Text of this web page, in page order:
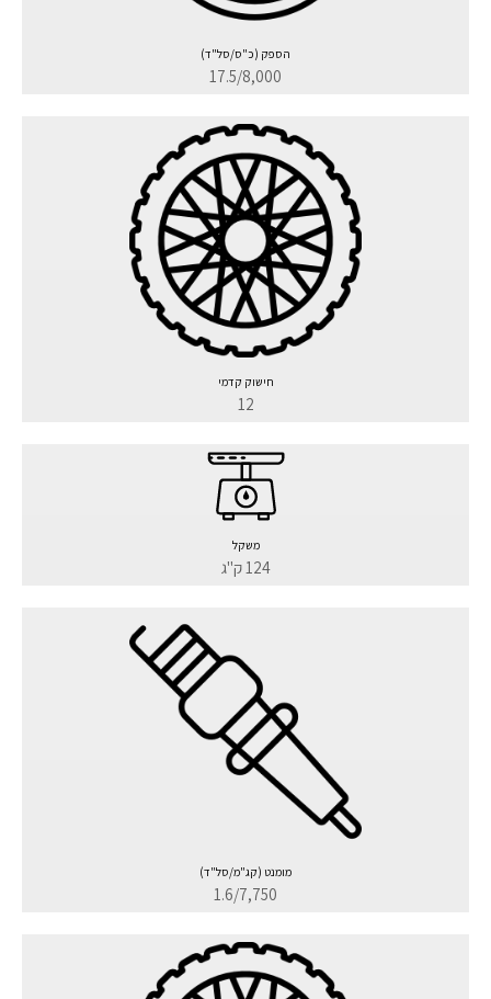
הספק (כ"ס/סל"ד)
17.5/8,000
חישוק קדמי
12
משקל
124 ק"ג
מומנט (קג"מ/סל"ד)
1.6/7,750